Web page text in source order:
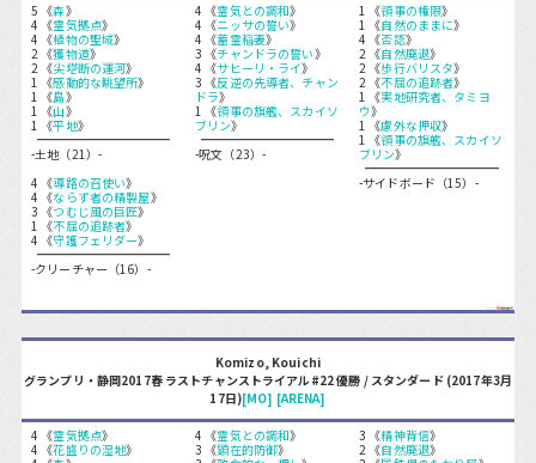
5 《森》
4 《霊気拠点》
4 《植物の聖域》
2 《獲物道》
2 《尖塔断の運河》
1 《感動的な眺望所》
1 《島》
1 《山》
1 《平地》
-土地（21）-
4 《導路の召使い》
4 《ならず者の精製屋》
3 《つむじ風の巨匠》
1 《不屈の追跡者》
4 《守護フェリダー》
-クリーチャー（16）-
4 《霊気との調和》
4 《ニッサの誓い》
4 《蓄霊稲妻》
3 《チャンドラの誓い》
4 《サヒーリ・ライ》
3 《反逆の先導者、チャン
ドラ》
1 《領事の旗艦、スカイソ
ブリン》
-呪文（23）-
1 《領事の権限》
1 《自然のままに》
4 《否認》
2 《自然廃退》
2 《歩行バリスタ》
2 《不屈の追跡者》
1 《実地研究者、タミヨ
ウ》
1 《慮外な押収》
1 《領事の旗艦、スカイソ
ブリン》
-サイドボード（15）-
Komizo, Kouichi
グランプリ・静岡2017春 ラストチャンストライアル#22 優勝 / スタンダード (2017年3月
17日)[MO] [ARENA]
4 《霊気拠点》
4 《花盛りの湿地》
4 《霊気との調和》
3 《顕在的防御》
3 《精神背信》
2 《自然廃退》